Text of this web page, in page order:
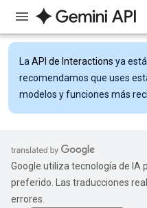
La API de Interactions ya
recomendamos que uses
modelos y funciones más
Google utiliza tecnología de IA
preferido. Las traducciones
errores.